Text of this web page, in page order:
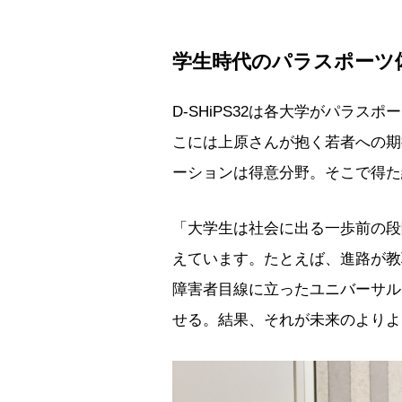
学生時代のパラスポー
D-SHiPS32は各大学がパラスポ
こには上原さんが抱く若者への
ーションは得意分野。そこで得
「大学生は社会に出る一歩前の
えています。たとえば、進路が
障害者目線に立ったユニバーサ
せる。結果、それが未来のより